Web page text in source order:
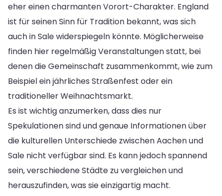
eher einen charmanten Vorort-Charakter. England
ist für seinen Sinn für Tradition bekannt, was sich
auch in Sale widerspiegeln könnte. Möglicherweise
finden hier regelmäßig Veranstaltungen statt, bei
denen die Gemeinschaft zusammenkommt, wie zum
Beispiel ein jährliches Straßenfest oder ein
traditioneller Weihnachtsmarkt.
Es ist wichtig anzumerken, dass dies nur
Spekulationen sind und genaue Informationen über
die kulturellen Unterschiede zwischen Aachen und
Sale nicht verfügbar sind. Es kann jedoch spannend
sein, verschiedene Städte zu vergleichen und
herauszufinden, was sie einzigartig macht.